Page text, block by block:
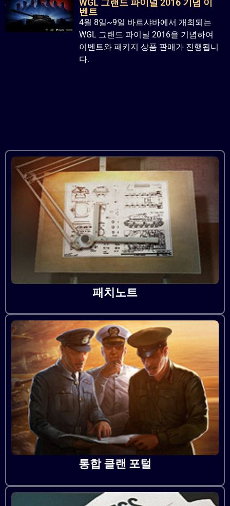
WGL 그랜드 파이널 2016 기념 이
벤트
4월 8일~9일 바르샤바에서 개최되는
WGL 그랜드 파이널 2016을 기념하여
이벤트와 패키지 상품 판매가 진행됩니
다.
패치노트
통합 클랜 포털